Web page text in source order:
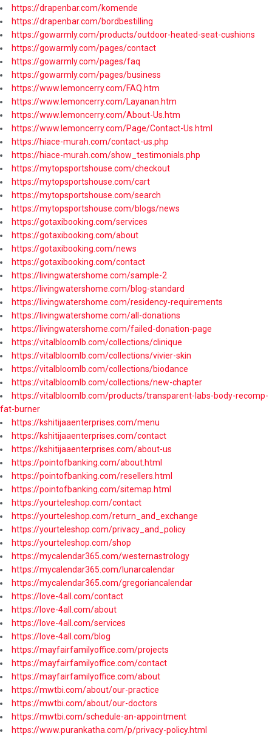
https://drapenbar.com/komende
https://drapenbar.com/bordbestilling
https://gowarmly.com/products/outdoor-heated-seat-cushions
https://gowarmly.com/pages/contact
https://gowarmly.com/pages/faq
https://gowarmly.com/pages/business
https://www.lemoncerry.com/FAQ.htm
https://www.lemoncerry.com/Layanan.htm
https://www.lemoncerry.com/About-Us.htm
https://www.lemoncerry.com/Page/Contact-Us.html
https://hiace-murah.com/contact-us.php
https://hiace-murah.com/show_testimonials.php
https://mytopsportshouse.com/checkout
https://mytopsportshouse.com/cart
https://mytopsportshouse.com/search
https://mytopsportshouse.com/blogs/news
https://gotaxibooking.com/services
https://gotaxibooking.com/about
https://gotaxibooking.com/news
https://gotaxibooking.com/contact
https://livingwatershome.com/sample-2
https://livingwatershome.com/blog-standard
https://livingwatershome.com/residency-requirements
https://livingwatershome.com/all-donations
https://livingwatershome.com/failed-donation-page
https://vitalbloomlb.com/collections/clinique
https://vitalbloomlb.com/collections/vivier-skin
https://vitalbloomlb.com/collections/biodance
https://vitalbloomlb.com/collections/new-chapter
https://vitalbloomlb.com/products/transparent-labs-body-recomp-
fat-burner
https://kshitijaaenterprises.com/menu
https://kshitijaaenterprises.com/contact
https://kshitijaaenterprises.com/about-us
https://pointofbanking.com/about.html
https://pointofbanking.com/resellers.html
https://pointofbanking.com/sitemap.html
https://yourteleshop.com/contact
https://yourteleshop.com/return_and_exchange
https://yourteleshop.com/privacy_and_policy
https://yourteleshop.com/shop
https://mycalendar365.com/westernastrology
https://mycalendar365.com/lunarcalendar
https://mycalendar365.com/gregoriancalendar
https://love-4all.com/contact
https://love-4all.com/about
https://love-4all.com/services
https://love-4all.com/blog
https://mayfairfamilyoffice.com/projects
https://mayfairfamilyoffice.com/contact
https://mayfairfamilyoffice.com/about
https://mwtbi.com/about/our-practice
https://mwtbi.com/about/our-doctors
https://mwtbi.com/schedule-an-appointment
https://www.purankatha.com/p/privacy-policy.html